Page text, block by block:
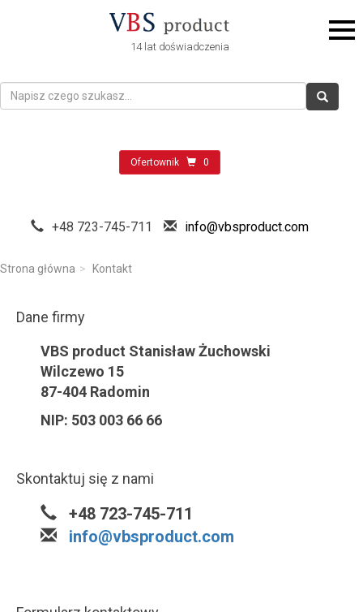
14 lat doświadczenia
Ofertownik 0
+48 723-745-711 info@vbsproduct.com
Strona główna Kontakt
Dane firmy
VBS product Stanisław Żuchowski
Wilczewo 15
87-404 Radomin
NIP: 503 003 66 66
Skontaktuj się z nami
+48 723-745-711
info@vbsproduct.com